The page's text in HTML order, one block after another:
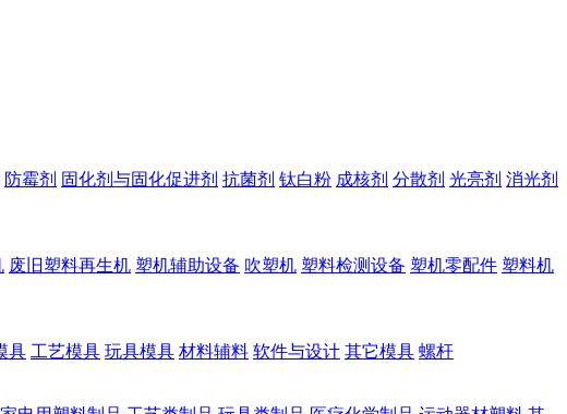
防霉剂 固化剂与固化促进剂 抗菌剂 钛白粉 成核剂 分散剂 光亮剂 消光剂
废旧塑料再生机 塑机辅助设备 吹塑机 塑料检测设备 塑机零配件 塑料机
具 工艺模具 玩具模具 材料辅料 软件与设计 其它模具 螺杆